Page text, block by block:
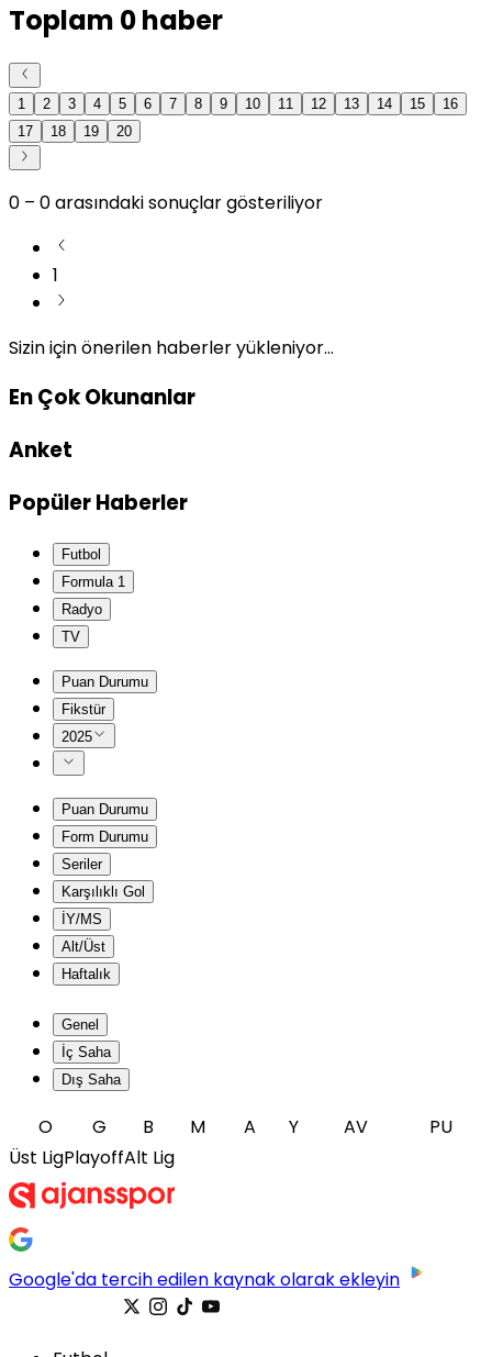
Toplam 0haber
1 2 3 4 5 6 7 8 9 10 11 12 13 14 15
16
17
18 19 20
0 – 0arasındaki sonuçlar gösteriliyor
1
Sizin için önerilen haberler yükleniyor...
En Çok Okunanlar
Anket
Popüler Haberler
Futbol
Formula 1
Radyo
TV
Puan Durumu
Fikstür
2025
Puan Durumu
Form Durumu
Seriler
Karşılıklı Gol
İY/MS
Alt/Üst
Haftalık
Genel
İç Saha
Dış Saha
O G B M A Y AV
PU
Üst LigPlayoffAlt Lig
Google'da tercih edilen kaynak olarak ekleyin